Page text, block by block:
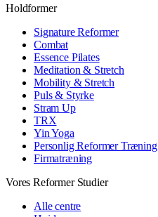
Holdformer
Signature Reformer
Combat
Essence Pilates
Meditation & Stretch
Mobility & Stretch
Puls & Styrke
Stram Up
TRX
Yin Yoga
Personlig Reformer Træning
Firmatræning
Vores Reformer Studier
Alle centre